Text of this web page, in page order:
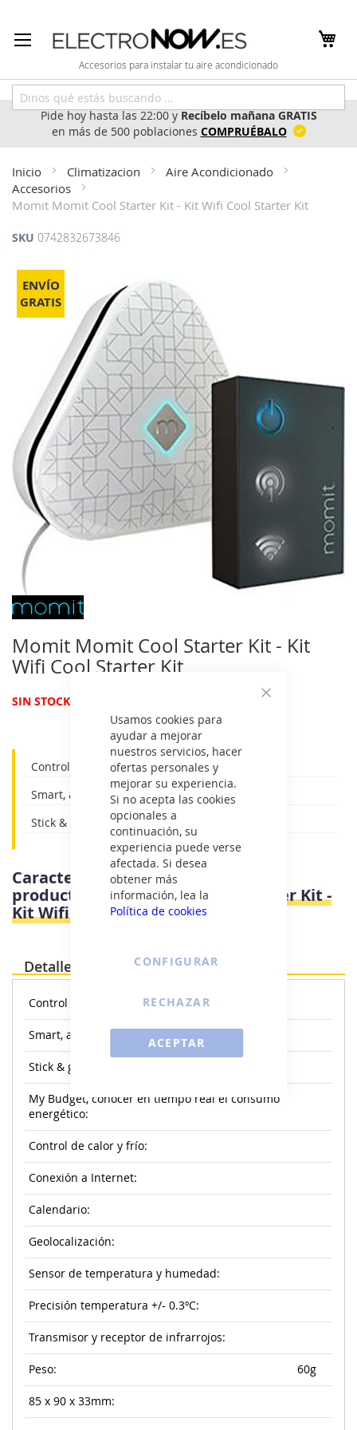
Usamos cookies para
ayudar a mejorar
nuestros servicios, hacer
ofertas personales y
mejorar su experiencia.
Si no acepta las cookies
opcionales a
continuación, su
experiencia puede verse
afectada. Si desea
obtener más
información, lea la
Política de cookies
ACEPTAR
CONFIGURAR
RECHAZAR
al
contenido
Accesorios para instalar tu aire acondicionado
Pide hoy hasta las 22:00 yRecíbelo mañana GRATIS
en más de 500 poblaciones COMPRUÉBALO
Inicio Climatizacion
Aire Acondicionado
Accesorios
Momit Momit Cool Starter Kit - Kit Wifi Cool Starter Kit
Momit Momit Cool Starter Kit - Kit
Wifi Cool Starter Kit
SIN STOCK
Control desde la App
Smart, aprende de tus hábitos diarios
Stick & go, no requiere instalación
ENVÍO
GRATIS
SKU 0742832673846
Saltar
final
de
imágenes
Saltar
al
de
la
de
Características e información del
producto
Momit Momit Cool Starter Kit -
Kit Wifi Cool Starter Kit
Detalles
Control desde la App:
Smart, aprende de tus hábitos diarios:
Stick & go, no requiere instalación:
My Budget, conocer en tiempo real el consumo
energético:
Control de calor y frío:
Conexión a Internet:
Calendario:
Geolocalización:
Sensor de temperatura y humedad:
Precisión temperatura +/- 0.3ºC:
Transmisor y receptor de infrarrojos:
Peso: 60g
85 x 90 x 33mm: